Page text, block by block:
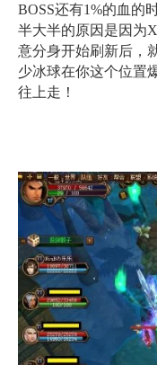
BOSS还有1%的血的
半大半的原因是因为
意分身开始刷新后，
少冰球在你这个位置
往上走！